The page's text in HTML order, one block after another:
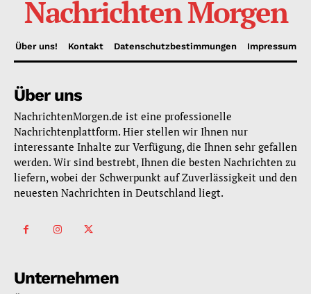
Nachrichten Morgen
Über uns! Kontakt Datenschutzbestimmungen Impressum
Über uns
NachrichtenMorgen.de ist eine professionelle
Nachrichtenplattform. Hier stellen wir Ihnen nur
interessante Inhalte zur Verfügung, die Ihnen sehr gefallen
werden. Wir sind bestrebt, Ihnen die besten Nachrichten zu
liefern, wobei der Schwerpunkt auf Zuverlässigkeit und den
neuesten Nachrichten in Deutschland liegt.
Unternehmen